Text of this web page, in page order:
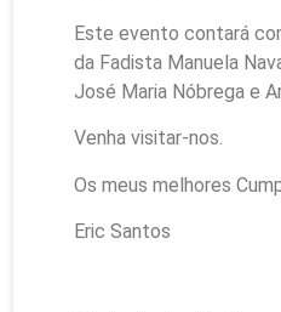
Este evento contará
da Fadista Manuela
José Maria Nóbrega e
Venha visitar-nos.
Os meus melhores
Eric Santos